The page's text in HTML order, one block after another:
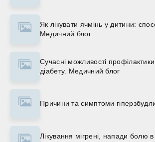
Як лікувати ячмінь у дитини:
Медичний блог
Сучасні можливості
діабету. Медичний блог
Причини та симптоми
Лікування мігрені, напади болю